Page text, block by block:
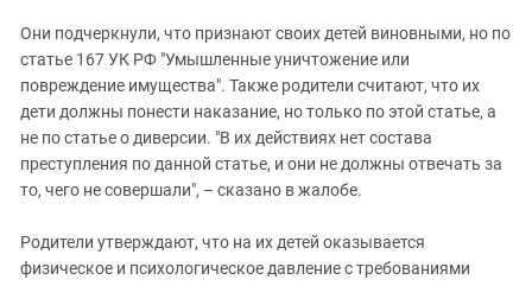
Они подчеркнули, что признают своих детей виновными, но по
статье 167 УК РФ "Умышленные уничтожение или
повреждение имущества". Также родители считают, что их
дети должны понести наказание, но только по этой статье, а
не по статье о диверсии. "В их действиях нет состава
преступления по данной статье, и они не должны отвечать за
то, чего не совершали", – сказано в жалобе.
Родители утверждают, что на их детей оказывается
физическое и психологическое давление с требованиями